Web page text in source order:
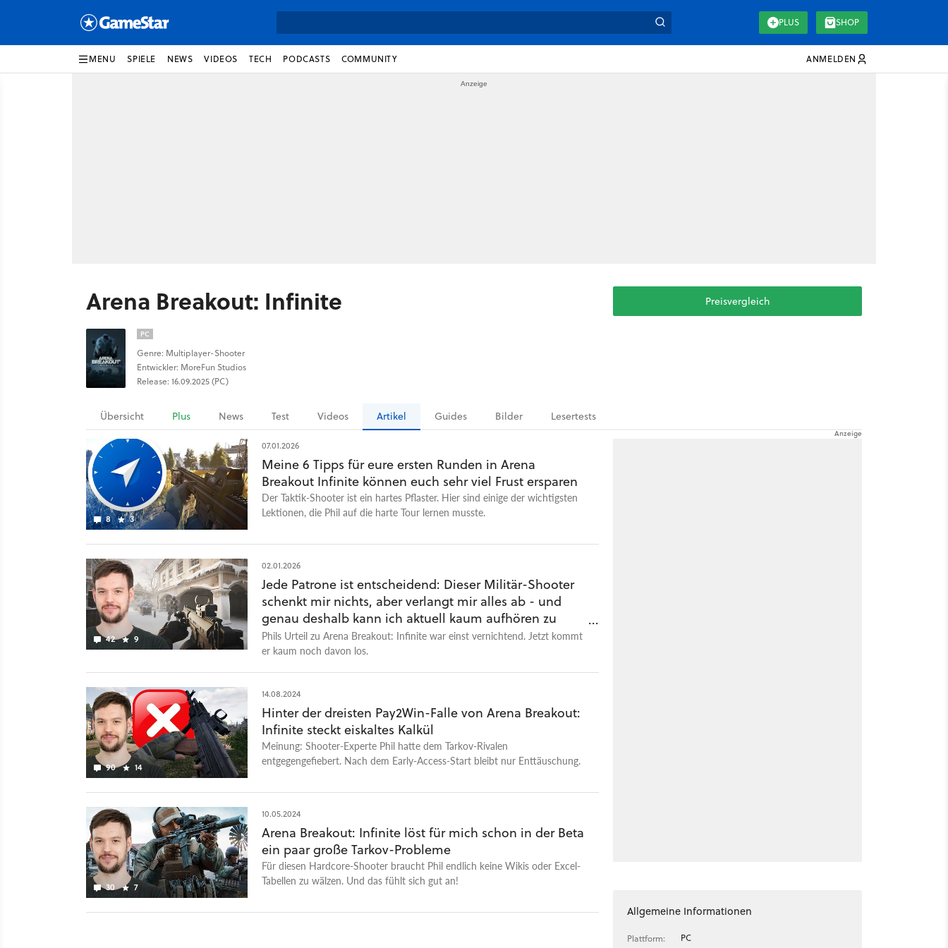
PLUS SHOP
MENU SPIELE NEWS VIDEOS TECH PODCASTS COMMUNITY ANMELDEN
Arena Breakout: Infinite
PC
Genre: Multiplayer-Shooter
Entwickler: MoreFun Studios
Release: 16.09.2025 (PC)
Preisvergleich
Übersicht Plus News Test Videos Artikel Guides Bilder Lesertests
8 3
07.01.2026
Meine 6 Tipps für eure ersten Runden in Arena
Breakout Infinite können euch sehr viel Frust ersparen
Der Taktik-Shooter ist ein hartes Pflaster. Hier sind einige der wichtigsten
Lektionen, die Phil auf die harte Tour lernen musste.
42 9
02.01.2026
Jede Patrone ist entscheidend: Dieser Militär-Shooter
schenkt mir nichts, aber verlangt mir alles ab - und
genau deshalb kann ich aktuell kaum aufhören zu
spielen
Phils Urteil zu Arena Breakout: Infinite war einst vernichtend. Jetzt kommt
er kaum noch davon los.
90 14
14.08.2024
Hinter der dreisten Pay2Win-Falle von Arena Breakout:
Infinite steckt eiskaltes Kalkül
Meinung: Shooter-Experte Phil hatte dem Tarkov-Rivalen
entgegengefiebert. Nach dem Early-Access-Start bleibt nur Enttäuschung.
30 7
10.05.2024
Arena Breakout: Infinite löst für mich schon in der Beta
ein paar große Tarkov-Probleme
Für diesen Hardcore-Shooter braucht Phil endlich keine Wikis oder Excel-
Tabellen zu wälzen. Und das fühlt sich gut an!
Allgemeine Informationen
Plattform:
PC